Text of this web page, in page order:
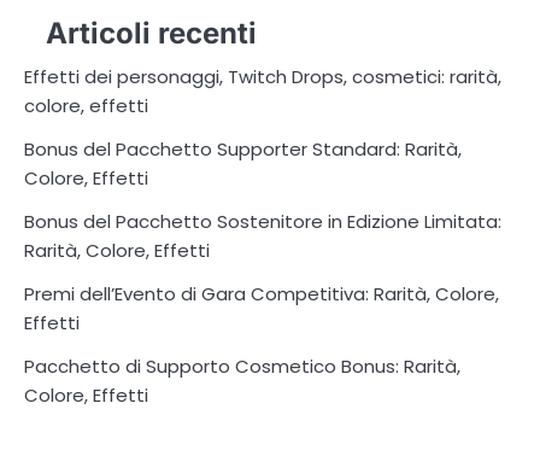
Articoli recenti
Effetti dei personaggi, Twitch Drops, cosmetici: rarità,
colore, effetti
Bonus del Pacchetto Supporter Standard: Rarità,
Colore, Effetti
Bonus del Pacchetto Sostenitore in Edizione Limitata:
Rarità, Colore, Effetti
Premi dell’Evento di Gara Competitiva: Rarità, Colore,
Effetti
Pacchetto di Supporto Cosmetico Bonus: Rarità,
Colore, Effetti